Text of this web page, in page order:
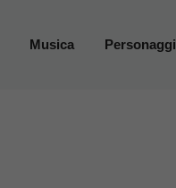
Musica Personaggi